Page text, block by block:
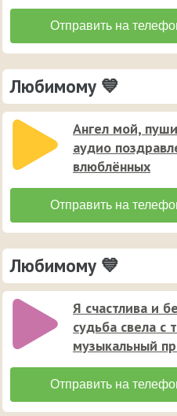
Любимому 💙
Ангел мой,
аудио
влюблённых
Любимому 💙
Я счастлива и
судьба свела
музыкальный